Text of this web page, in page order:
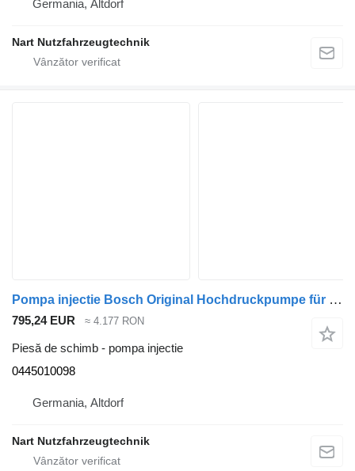
Germania, Altdorf
Nart Nutzfahrzeugtechnik
Pompa injectie Bosch Original Hochdruckpumpe für 504018748 oder 04 0445010098 pentru vehicul comercial IVECO Daily
795,24 EUR ≈ 4.177 RON
Piesă de schimb - pompa injectie
0445010098
Germania, Altdorf
Nart Nutzfahrzeugtechnik